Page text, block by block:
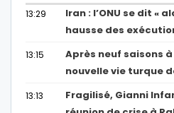
13:29
Iran : l’ONU se dit «
hausse des
13:15
Après neuf saisons
nouvelle vie turque
13:13
Fragilisé, Gianni